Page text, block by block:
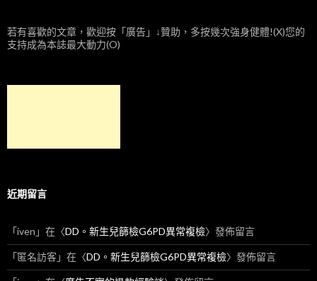
若有喜歡的文章，歡迎按「廣告」↓贊助，多按幾次強身健體!(X)您的
支持成為本誌最大動力(O)
近期留言
「iven 」在〈DD。新生兒篩檢G6PD異常複檢〉發佈留言
「匿名訪客」在〈DD。新生兒篩檢G6PD異常複檢〉發佈留言